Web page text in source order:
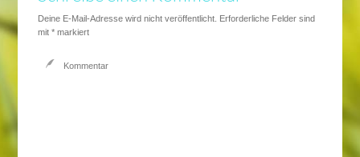
Deine E-Mail-Adresse wird nicht veröffentlicht. Erforderliche Felder sind
mit *markiert